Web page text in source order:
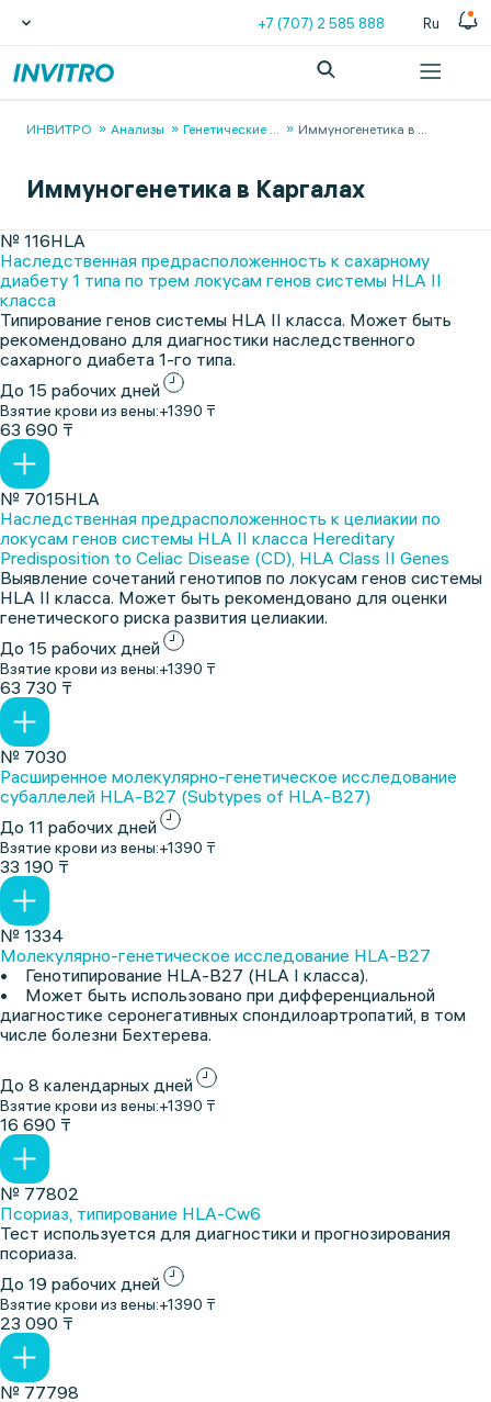
+7 (707) 2 585 888 Ru
ИНВИТРО Анализы Генетические ... Иммуногенетика в ...
Иммуногенетика в Каргалах
№ 116HLA
Наследственная предрасположенность к сахарному
диабету 1 типа по трем локусам генов системы HLA II
класса
Типирование генов системы HLA II класса. Может быть
рекомендовано для диагностики наследственного
сахарного диабета 1-го типа.
До 15 рабочих дней
Взятие крови из вены:+1390 ₸
63 690 ₸
№ 7015HLA
Наследственная предрасположенность к целиакии по
локусам генов системы HLA II класса Hereditary
Predisposition to Celiac Disease (CD), HLA Class II Genes
Выявление сочетаний генотипов по локусам генов системы
HLA II класса. Может быть рекомендовано для оценки
генетического риска развития целиакии.
До 15 рабочих дней
Взятие крови из вены:+1390 ₸
63 730 ₸
№ 7030
Расширенное молекулярно-генетическое исследование
субаллелей HLA-B27 (Subtypes of HLA-B27)
До 11 рабочих дней
Взятие крови из вены:+1390 ₸
33 190 ₸
№ 1334
Молекулярно-генетическое исследование HLA-B27
• Генотипирование HLA-B27 (HLA I класса).
• Может быть использовано при дифференциальной
диагностике серонегативных спондилоартропатий, в том
числе болезни Бехтерева.
До 8 календарных дней
Взятие крови из вены:+1390 ₸
16 690 ₸
№ 77802
Псориаз, типирование HLA-Cw6
Тест используется для диагностики и прогнозирования
псориаза.
До 19 рабочих дней
Взятие крови из вены:+1390 ₸
23 090 ₸
№ 77798